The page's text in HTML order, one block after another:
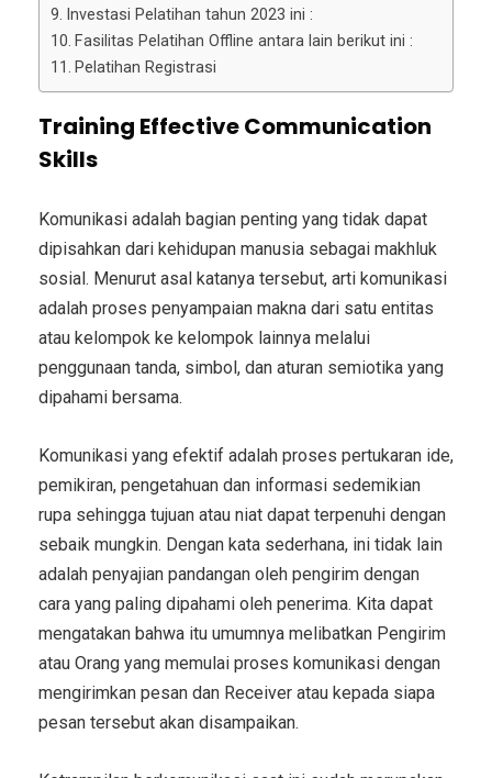
Investasi Pelatihan tahun 2023 ini :
Fasilitas Pelatihan Offline antara lain berikut ini :
Pelatihan Registrasi
Training Effective Communication
Skills
Komunikasi adalah bagian penting yang tidak dapat
dipisahkan dari kehidupan manusia sebagai makhluk
sosial. Menurut asal katanya tersebut, arti komunikasi
adalah proses penyampaian makna dari satu entitas
atau kelompok ke kelompok lainnya melalui
penggunaan tanda, simbol, dan aturan semiotika yang
dipahami bersama.
Komunikasi yang efektif adalah proses pertukaran ide,
pemikiran, pengetahuan dan informasi sedemikian
rupa sehingga tujuan atau niat dapat terpenuhi dengan
sebaik mungkin. Dengan kata sederhana, ini tidak lain
adalah penyajian pandangan oleh pengirim dengan
cara yang paling dipahami oleh penerima. Kita dapat
mengatakan bahwa itu umumnya melibatkan Pengirim
atau Orang yang memulai proses komunikasi dengan
mengirimkan pesan dan Receiver atau kepada siapa
pesan tersebut akan disampaikan.